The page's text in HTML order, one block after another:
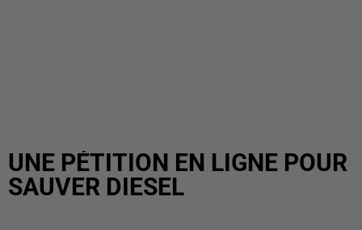
UNE PÉTITION EN LIGNE POUR
SAUVER DIESEL